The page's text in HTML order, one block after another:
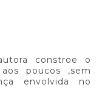
constroe o
poucos ,sem
envolvida no